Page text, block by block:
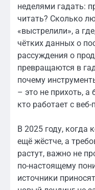
неделями гадать:
читать? Сколько
«выстрелили», а
чётких данных о
рассуждения о
превращаются в
почему
– это не прихоть, а
кто работает с
В 2025 году, когда
ещё жёстче, а
растут, важно не
по-настоящему
источники